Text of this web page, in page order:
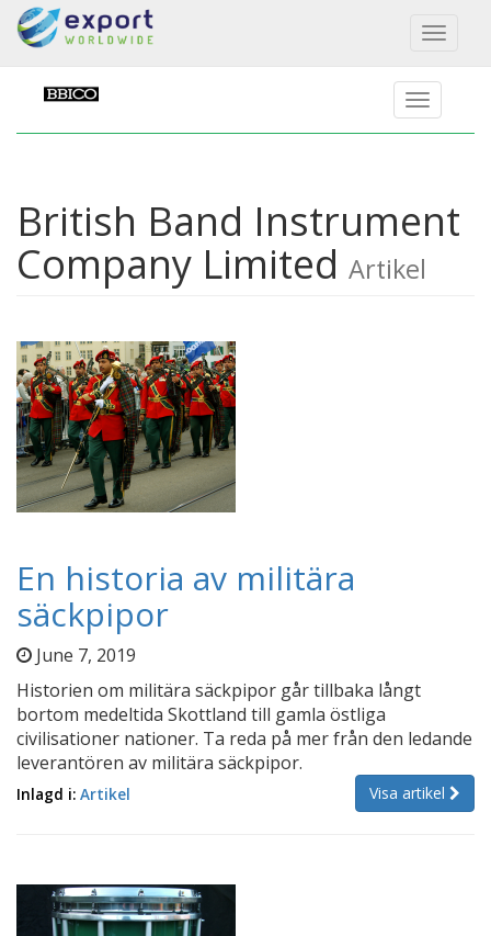
Toggle
British Band Instrument
Company Limited Artikel
En historia av militära
säckpipor
June 7, 2019
Historien om militära säckpipor går tillbaka långt
bortom medeltida Skottland till gamla östliga
civilisationer nationer. Ta reda på mer från den ledande
leverantören av militära säckpipor.
Visa artikel
Inlagd i: Artikel